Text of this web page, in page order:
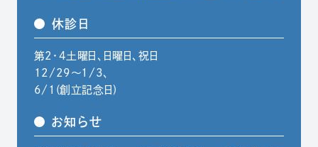
休診日
第2・4土曜日、日曜日、祝日
12/29〜1/3、
6/1(創立記念日)
お知らせ